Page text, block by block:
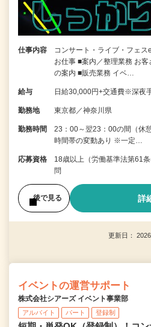
仕事内容
コンサート・ライブ・フェ
お仕事 ■案内／整理業務 お
の案内 ■販売業務 イベ…
給与 日給30,000円+交通費※深夜
勤務地 東京都／神奈川県
勤務時間
23：00～翌23：00の間（休
時間帯の変動あり ※一定…
応募資格
18歳以上（労働基準法第61
問
後で見る 詳
更新日：
イベントの運営サポート
株式会社シアーズ イベント事業部
アルバイト パート 登録制